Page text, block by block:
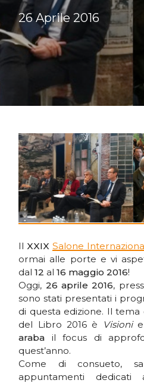
26 Aprile 2016
IlXXIX Salone
ormai alle porte e vi
dal12 al16 maggio 2016!
Oggi, 26 aprile 2016,
sono stati presentati i
di questa edizione. Il
del Libro 2016 è
Visioni e
araba il focus di
quest’anno.
Come di consueto,
appuntamenti